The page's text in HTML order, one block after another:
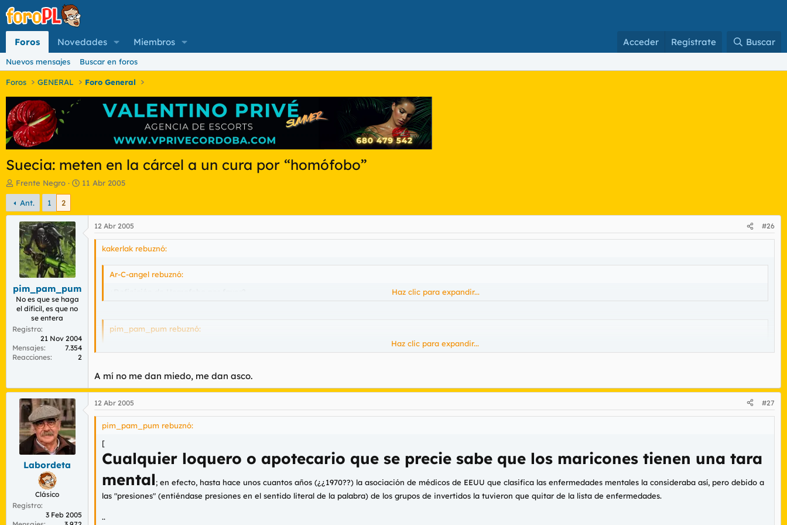
Foros Novedades Miembros Acceder Regístrate Buscar
Nuevos mensajes Buscar en foros
Foros GENERAL Foro General
Suecia: meten en la cárcel a un cura por “homófobo”
I
n
i
c
d
o
d
e
l
t
m
Frente Negro
F
h
d
11 Abr 2005
Ant. 1 2
pim_pam_pum
No es que se haga
el dificil, es que no
se entera
Registro
21 Nov 2004
Mensajes
7.354
Reacciones
2
12 Abr 2005 #26
kakerlak rebuznó:
Ar-C-angel rebuznó:
Haz clic para expandir...
pim_pam_pum rebuznó:
Putos maricones, a los que tendrían que encerrar es a ellos y no a la gente normal.¡LEY DE PELIGROSIDAD CIUDADANA YA!
Haz clic para expandir...
A mí no me dan miedo, me dan asco.
Labordeta
Clásico
Registro
3 Feb 2005
12 Abr 2005 #27
pim_pam_pum rebuznó:
[
Cualquier loquero o apotecario que se precie sabe que los maricones tienen una tara
mental; en efecto, hasta hace unos cuantos años (¿¿1970??) la asociación de médicos de EEUU que clasifica las enfermedades mentales la consideraba así, pero debido a
las "presiones" (entiéndase presiones en el sentido literal de la palabra) de los grupos de invertidos la tuvieron que quitar de la lista de enfermedades.
..